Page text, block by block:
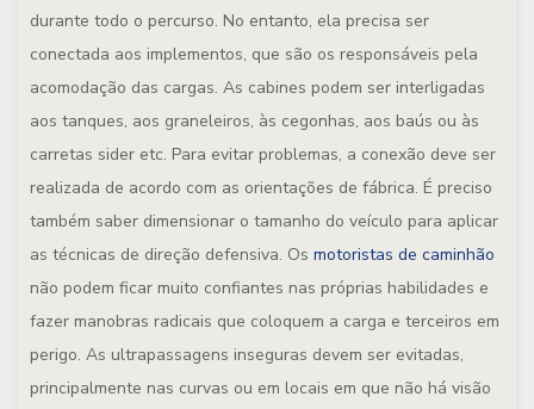
durante todo o percurso. No entanto, ela precisa ser
conectada aos implementos, que são os responsáveis pela
acomodação das cargas. As cabines podem ser interligadas
aos tanques, aos graneleiros, às cegonhas, aos baús ou às
carretas sider etc. Para evitar problemas, a conexão deve ser
realizada de acordo com as orientações de fábrica. É preciso
também saber dimensionar o tamanho do veículo para aplicar
as técnicas de direção defensiva. Os motoristas de caminhão
não podem ficar muito confiantes nas próprias habilidades e
fazer manobras radicais que coloquem a carga e terceiros em
perigo. As ultrapassagens inseguras devem ser evitadas,
principalmente nas curvas ou em locais em que não há visão